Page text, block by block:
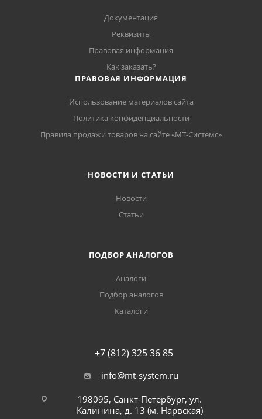
Документация
Реквизиты
Правовая информация
Как заказать?
ПРАВОВАЯ ИНФОРМАЦИЯ
Использование материалов сайта
Политика конфиденциальности
Правила продажи товаров на сайте «МТ-Системс»
НОВОСТИ И СТАТЬИ
Новости
Статьи
ПОДБОР АНАЛОГОВ
Аналоги
Подбор аналогов
Каталоги
+7 (812) 325 36 85
info@mt-system.ru
198095, Санкт-Петербург, ул.
Калинина, д. 13 (м. Нарвская)